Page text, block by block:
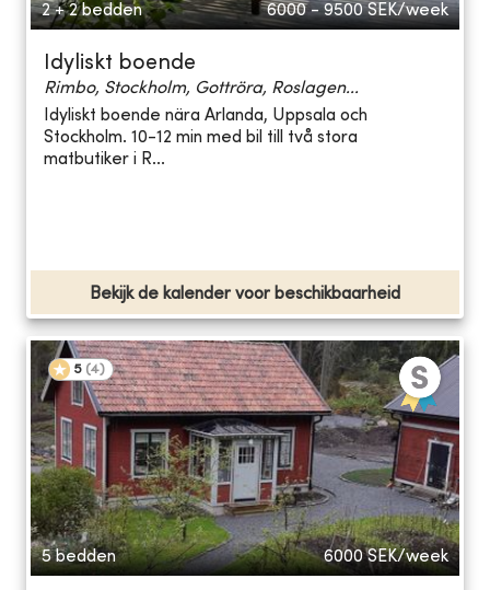
2 + 2 bedden 6000 - 9500 SEK/week
Idyliskt boende
Rimbo, Stockholm, Gottröra, Roslagen...
Idyliskt boende nära Arlanda, Uppsala och
Stockholm. 10-12 min med bil till två stora
matbutiker i R...
Bekijk de kalender voor beschikbaarheid
5 (4)
5 bedden 6000 SEK/week